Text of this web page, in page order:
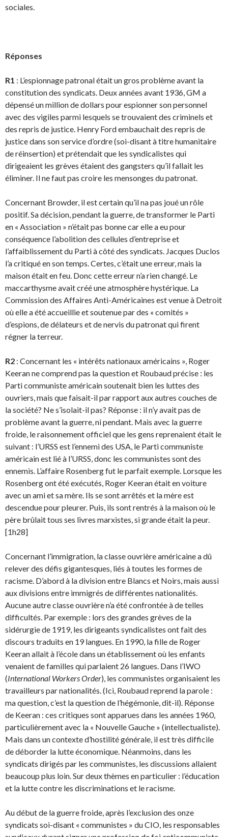
sociales.
Réponses
R1 : L’espionnage patronal était un gros problème avant la
constitution des syndicats. Deux années avant 1936, GM a
dépensé un million de dollars pour espionner son personnel
avec des vigiles parmi lesquels se trouvaient des criminels et
des repris de justice. Henry Ford embauchait des repris de
justice dans son service d’ordre (soi-disant à titre humanitaire
de réinsertion) et prétendait que les syndicalistes qui
dirigeaient les grèves étaient des gangsters qu’il fallait les
éliminer. Il ne faut pas croire les mensonges du patronat.
Concernant Browder, il est certain qu’il na pas joué un rôle
positif. Sa décision, pendant la guerre, de transformer le Parti
en « Association » n’était pas bonne car elle a eu pour
conséquence l’abo­lition des cellules d’entreprise et
l’affaiblissement du Parti à côté des syndicats. Jacques Duclos
l’a critiqué en son temps. Certes, c’était une erreur, mais la
maison était en feu. Donc cette erreur n’a rien changé. Le
maccarthysme avait créé une atmosphère hystérique. La
Commission des Affai­res Anti-Américaines est venue à Detroit
où elle a été accueillie et soutenue par des « comités »
d’espions, de délateurs et de nervis du patronat qui firent
régner la terreur.
R2 : Concernant les « intérêts nationaux américains », Roger
Keeran ne comprend pas la question et Roubaud précise : les
Parti communiste américain soutenait bien les luttes des
ouvriers, mais que faisait-il par rapport aux autres couches de
la société? Ne s’isolait-il pas? Réponse : il n’y avait pas de
problème avant la guerre, ni pendant. Mais avec la guerre
froide, le raisonnement officiel que les gens reprenaient était le
suivant : l’URSS est l’ennemi des USA, le Parti commu­niste
américain est lié à l’URSS, donc les communistes sont des
ennemis. L’affaire Rosenberg fut le parfait exemple. Lorsque les
Rosenberg ont été exécutés, Roger Keeran était en voiture
avec un ami et sa mère. Ils se sont arrêtés et la mère est
descendue pour pleurer. Puis, ils sont rentrés à la maison où le
père brûlait tous ses livres marxistes, si grande était la peur.
[1h28]
Concernant l’immigration, la classe ouvrière américaine a dû
relever des défis gigantesques, liés à toutes les formes de
racisme. D’abord à la division entre Blancs et Noirs, mais aussi
aux divisions entre immigrés de différentes nationalités.
Aucune autre classe ouvrière n’a été confrontée à de telles
difficultés. Par exemple : lors des grandes grèves de la
sidérurgie de 1919, les dirigeants syndicalistes ont fait des
discours traduits en 19 langues. En 1990, la fille de Roger
Keeran allait à l’école dans un établissement où les enfants
venaient de familles qui parlaient 26 langues. Dans l’IWO
(International Workers Order), les communistes organisaient les
travailleurs par nationali­tés. (Ici, Roubaud reprend la parole :
ma question, c’est la question de l’hégémonie, dit-il). Répon­se
de Keeran : ces critiques sont apparues dans les années 1960,
particulièrement avec la « Nou­velle Gauche » (intellectualiste).
Mais dans un contexte d’hostilité générale, il est très difficile
de déborder la lutte économique. Néanmoins, dans les
syndicats dirigés par les communistes, les discussions allaient
beaucoup plus loin. Sur deux thèmes en particulier : l’éducation
et la lutte contre les discriminations et le racisme.
Au début de la guerre froide, après l’exclusion des onze
syndicats soi-disant « communistes » du CIO, les responsables